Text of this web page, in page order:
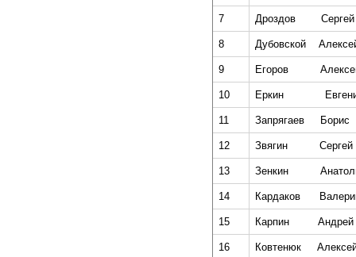
7 Дроздов Сергей
8 Дубовской
9 Егоров
10 Еркин
11 Запрягаев Борис
12 Звягин Сергей
13 Зенкин
14 Кардаков
15 Карпин Андрей
16 Ковтенюк